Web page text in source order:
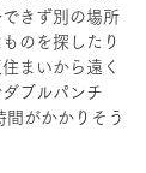
きず別の場所
のを探したり
まいから遠く
ブルパンチ
間がかかりそう